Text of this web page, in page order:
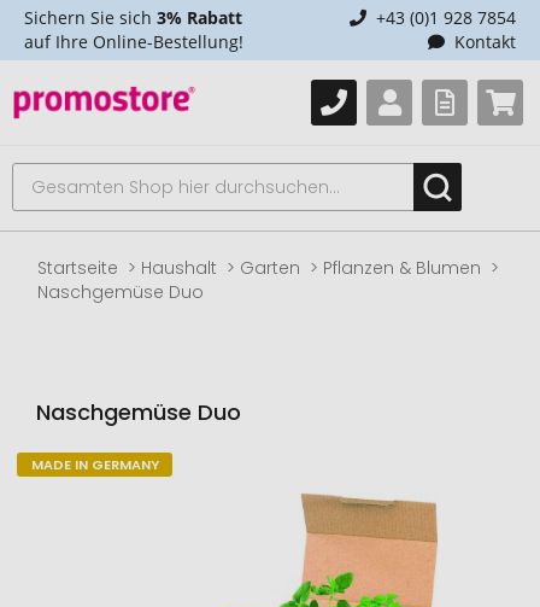
Sichern Sie sich 3% Rabatt
auf Ihre Online-Bestellung!
+43 (0)1 928 7854
Kontakt
Startseite Haushalt Garten
Pflanzen & Blumen
Naschgemüse Duo
Naschgemüse Duo
Zum
MADE IN GERMANY